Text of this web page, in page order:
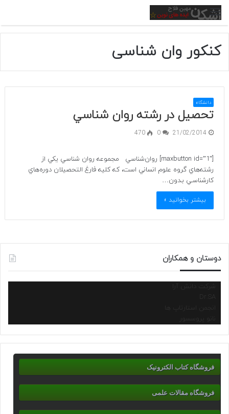
منو
کنکور وان شناسی
دانشگاه
تحصیل در رشته روان شناسي
21/02/2014
0
470
[maxbutton id=”1″] روان‌شناسي مجموعه روان شناسي يكي از
رشته‌هاي گروه علوم انساني است، كه كليه فارغ التحصيلان دوره‌هاي
كارشناسـي بـدون…
بیشتر بخوانید »
دوستان و همکاران
شرکت دانش آرا
انجمن استارتاپ ها
نانو پروسسور
فروشگاه کتاب الکترونیک
فروشگاه مقالات علمی